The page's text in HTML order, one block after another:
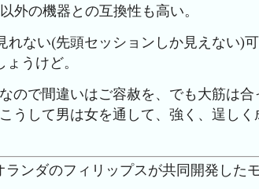
外の機器との互換性も高い。
ない(先頭セッションしか見えない)
うけど。
ので間違いはご容赦を、でも大筋は合
うして男は女を通して、強く、逞しく
ランダのフィリップスが共同開発した